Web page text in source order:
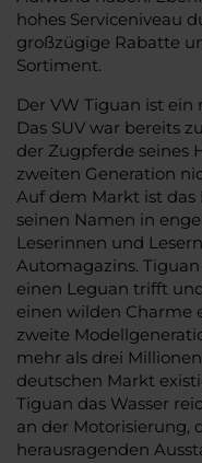
hohes Serviceniveau
großzügige Rabatte
Sortiment.
Der VW Tiguan ist
Das SUV war bereits
der Zugpferde seines
zweiten Generation
Auf dem Markt ist
seinen Namen in
Leserinnen und
Automagazins.
einen Leguan trifft
einen wilden Charme
zweite
mehr als drei
deutschen Markt
Tiguan das Wasser
an der Motorisierung,
herausragenden